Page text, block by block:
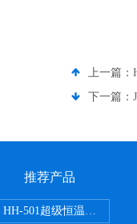
上一篇：
下一篇：
推荐产品
HH-501超级恒温水浴